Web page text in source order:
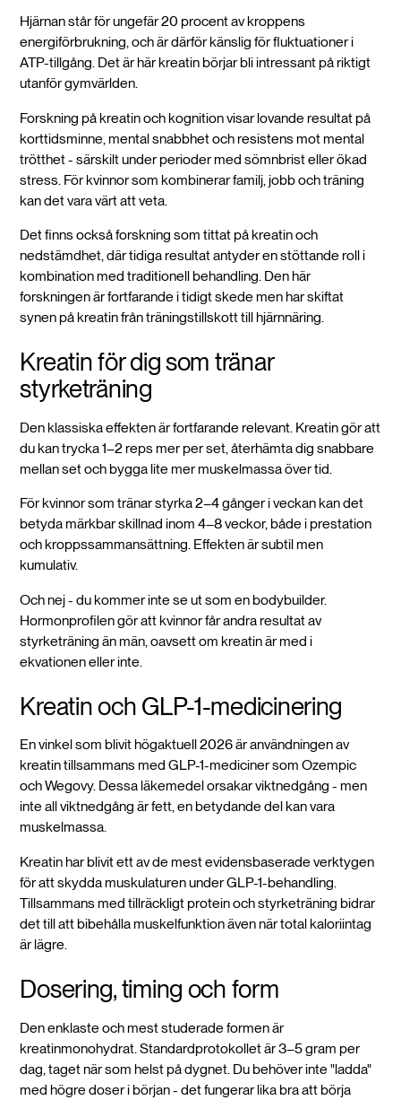
Hjärnan står för ungefär 20 procent av kroppens
energiförbrukning, och är därför känslig för fluktuationer i
ATP-tillgång. Det är här kreatin börjar bli intressant på riktigt
utanför gymvärlden.
Forskning på kreatin och kognition visar lovande resultat på
korttidsminne, mental snabbhet och resistens mot mental
trötthet - särskilt under perioder med sömnbrist eller ökad
stress. För kvinnor som kombinerar familj, jobb och träning
kan det vara värt att veta.
Det finns också forskning som tittat på kreatin och
nedstämdhet, där tidiga resultat antyder en stöttande roll i
kombination med traditionell behandling. Den här
forskningen är fortfarande i tidigt skede men har skiftat
synen på kreatin från träningstillskott till hjärnnäring.
Kreatin för dig som tränar
styrketräning
Den klassiska effekten är fortfarande relevant. Kreatin gör att
du kan trycka 1–2 reps mer per set, återhämta dig snabbare
mellan set och bygga lite mer muskelmassa över tid.
För kvinnor som tränar styrka 2–4 gånger i veckan kan det
betyda märkbar skillnad inom 4–8 veckor, både i prestation
och kroppssammansättning. Effekten är subtil men
kumulativ.
Och nej - du kommer inte se ut som en bodybuilder.
Hormonprofilen gör att kvinnor får andra resultat av
styrketräning än män, oavsett om kreatin är med i
ekvationen eller inte.
Kreatin och GLP-1-medicinering
En vinkel som blivit högaktuell 2026 är användningen av
kreatin tillsammans med GLP-1-mediciner som Ozempic
och Wegovy. Dessa läkemedel orsakar viktnedgång - men
inte all viktnedgång är fett, en betydande del kan vara
muskelmassa.
Kreatin har blivit ett av de mest evidensbaserade verktygen
för att skydda muskulaturen under GLP-1-behandling.
Tillsammans med tillräckligt protein och styrketräning bidrar
det till att bibehålla muskelfunktion även när total kaloriintag
är lägre.
Dosering, timing och form
Den enklaste och mest studerade formen är
kreatinmonohydrat. Standardprotokollet är 3–5 gram per
dag, taget när som helst på dygnet. Du behöver inte "ladda"
med högre doser i början - det fungerar lika bra att börja